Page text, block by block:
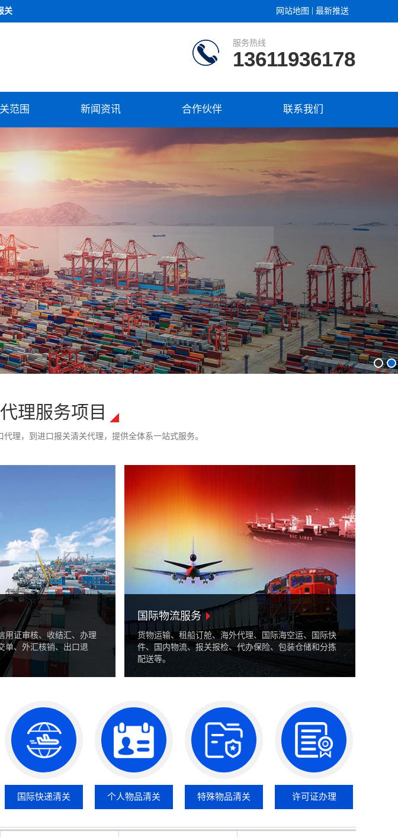
关 网站地图 最新推送
服务热线
13611936178
范围 新闻资讯 合作伙伴 联系我们
理服务项目
理，到进口报关清关代理，提供全体系一站式服务。
用证审核、收结汇、办理
单、外汇核销、出口退
国际物流服务
货物运输、租船订舱、海外代理、国际海空运、国际快
件、国内物流、报关报检、代办保险、包装仓储和分拣
配送等。
国际快递清关 个人物品清关 特殊物品清关 许可证办理